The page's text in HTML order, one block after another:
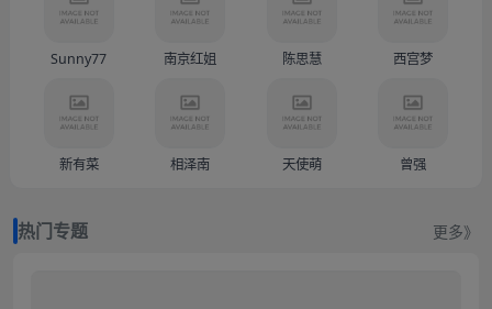
Sunny77 南京红姐 陈思慧 西宫梦
新有菜 相泽南 天使萌 曾强
热门专题 更多》